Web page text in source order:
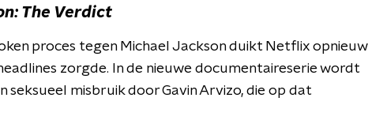
The Verdict
proces tegen Michael Jackson duikt Netflix opnieuw
zorgde. In de nieuwe documentaireserie wordt
misbruik door Gavin Arvizo, die op dat